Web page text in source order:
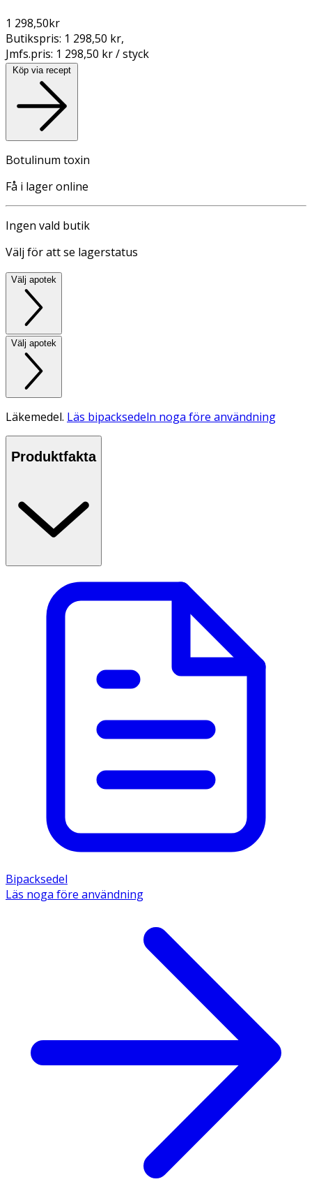
1 298,50kr
Butikspris: 1 298,50 kr,
Jmfs.pris: 1 298,50 kr / styck
Köp via recept
Botulinum toxin
Få i lager online
Ingen vald butik
Välj för att se lagerstatus
Välj apotek
Välj apotek
Läkemedel. Läs bipacksedeln noga före användning
Produktfakta
Bipacksedel
Läs noga före användning